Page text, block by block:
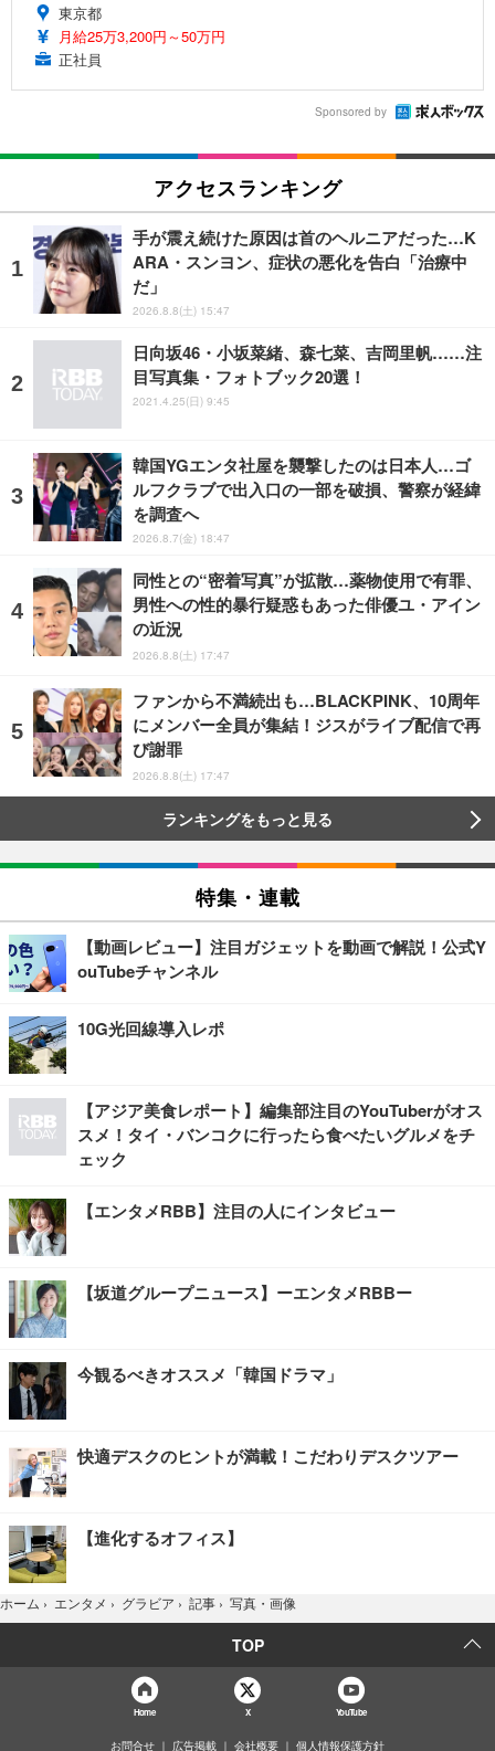
東京都
月給25万3,200円～50万円
正社員
Sponsored by
アクセスランキング
手が震え続けた原因は首のヘルニアだった…K
ARA・スンヨン、症状の悪化を告白「治療中
だ」
2026.8.8(土) 15:47
日向坂46・小坂菜緒、森七菜、吉岡里帆……注
目写真集・フォトブック20選！
2021.4.25(日) 9:45
韓国YGエンタ社屋を襲撃したのは日本人…ゴ
ルフクラブで出入口の一部を破損、警察が経緯
を調査へ
2026.8.7(金) 18:47
同性との“密着写真”が拡散…薬物使用で有罪、
男性への性的暴行疑惑もあった俳優ユ・アイン
の近況
2026.8.8(土) 17:47
ファンから不満続出も…BLACKPINK、10周年
にメンバー全員が集結！ジスがライブ配信で再
び謝罪
2026.8.8(土) 17:47
ランキングをもっと見る
特集・連載
【動画レビュー】注目ガジェットを動画で解説！公式Y
ouTubeチャンネル
10G光回線導入レポ
【アジア美食レポート】編集部注目のYouTuberがオス
スメ！タイ・バンコクに行ったら食べたいグルメをチ
ェック
【エンタメRBB】注目の人にインタビュー
【坂道グループニュース】ーエンタメRBBー
今観るべきオススメ「韓国ドラマ」
快適デスクのヒントが満載！こだわりデスクツアー
【進化するオフィス】
ホーム › エンタメ › グラビア › 記事 › 写真・画像
TOP
Home X YouTube
お問合せ 広告掲載 会社概要 個人情報保護方針